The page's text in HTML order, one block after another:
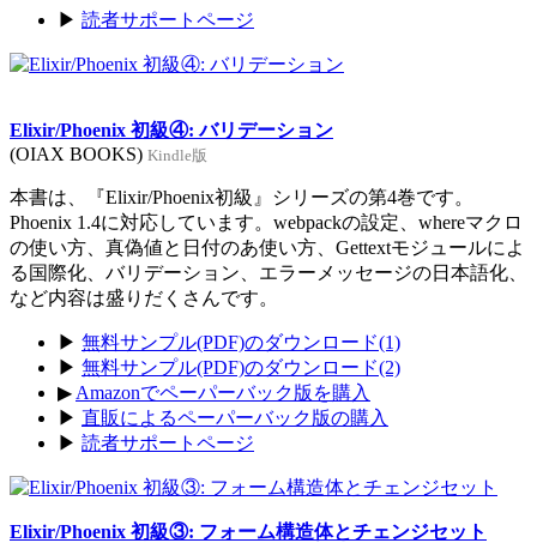
▶ 読者サポートページ
Elixir/Phoenix 初級④: バリデーション
(OIAX BOOKS) Kindle版
本書は、『Elixir/Phoenix初級』シリーズの第4巻です。
Phoenix 1.4に対応しています。webpackの設定、whereマクロ
の使い方、真偽値と日付のあ使い方、Gettextモジュールによ
る国際化、バリデーション、エラーメッセージの日本語化、
など内容は盛りだくさんです。
▶ 無料サンプル(PDF)のダウンロード(1)
▶ 無料サンプル(PDF)のダウンロード(2)
▶ Amazonでペーパーバック版を購入
▶ 直販によるペーパーバック版の購入
▶ 読者サポートページ
Elixir/Phoenix 初級③: フォーム構造体とチェンジセット